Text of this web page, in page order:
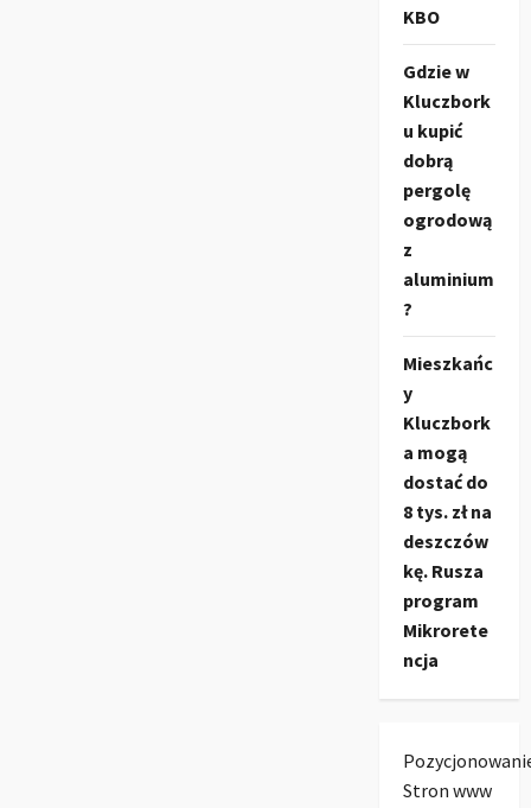
KBO
Gdzie w
Kluczbork
u kupić
dobrą
pergolę
ogrodową
z
aluminium
?
Mieszkańc
y
Kluczbork
a mogą
dostać do
8 tys. zł na
deszczów
kę. Rusza
program
Mikrorete
ncja
Stron www